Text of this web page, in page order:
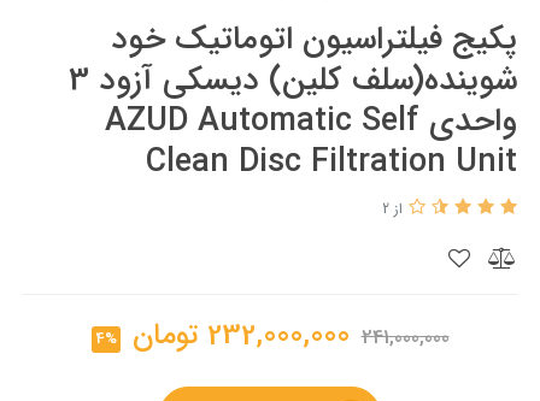
پکیج فیلتراسیون اتوماتیک خود
شوینده(سلف کلین) دیسکی آزود 3
واحدی AZUD Automatic Self
Clean Disc Filtration Unit
از 2
241,000,000
232,000,000 تومان 4%